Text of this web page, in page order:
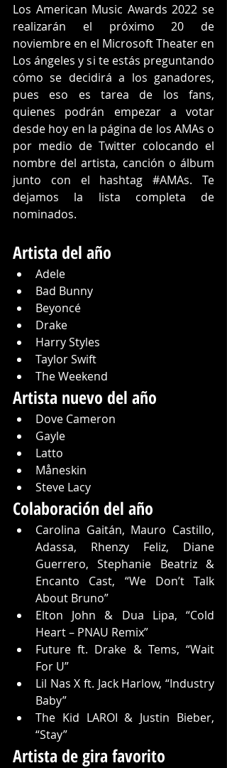
Los American Music Awards 2022 se
realizarán el próximo 20 de
noviembre en el Microsoft Theater en
Los ángeles y si te estás preguntando
cómo se decidirá a los ganadores,
pues eso es tarea de los fans,
quienes podrán empezar a votar
desde hoy en la página de los AMAs o
por medio de Twitter colocando el
nombre del artista, canción o álbum
junto con el hashtag #AMAs. Te
dejamos la lista completa de
nominados.
Artista del año
Adele
Bad Bunny
Beyoncé
Drake
Harry Styles
Taylor Swift
The Weekend
Artista nuevo del año
Dove Cameron
Gayle
Latto
Måneskin
Steve Lacy
Colaboración del año
Carolina Gaitán, Mauro Castillo,
Adassa, Rhenzy Feliz, Diane
Guerrero, Stephanie Beatriz &
Encanto Cast, “We Don’t Talk
About Bruno”
Elton John & Dua Lipa, “Cold
Heart – PNAU Remix”
Future ft. Drake & Tems, “Wait
For U”
Lil Nas X ft. Jack Harlow, “Industry
Baby”
The Kid LAROI & Justin Bieber,
“Stay”
Artista de gira favorito